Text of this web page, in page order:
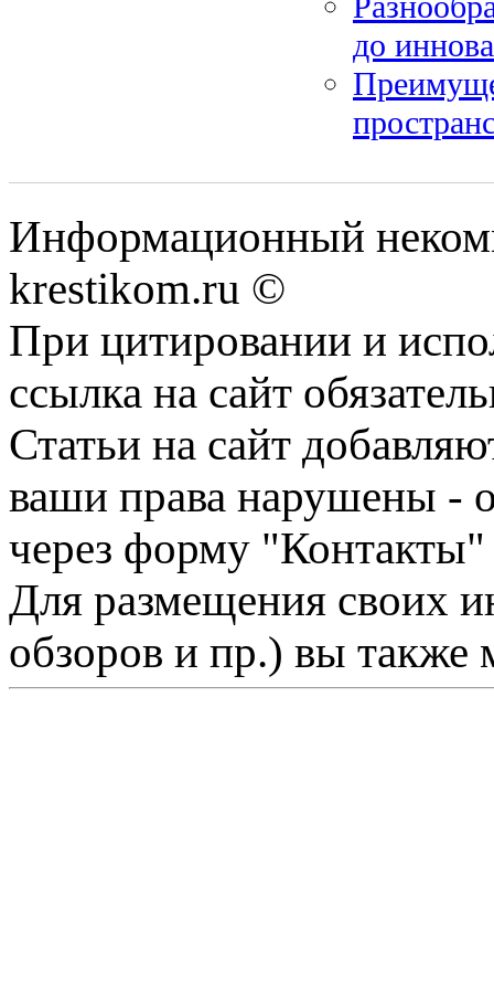
до
Информационный
krestikom.ru ©
При цитировании и
ссылка на сайт
Статьи на сайт
ваши права нарушены -
через форму "Контакты"
Для размещения своих
обзоров и пр.) вы также